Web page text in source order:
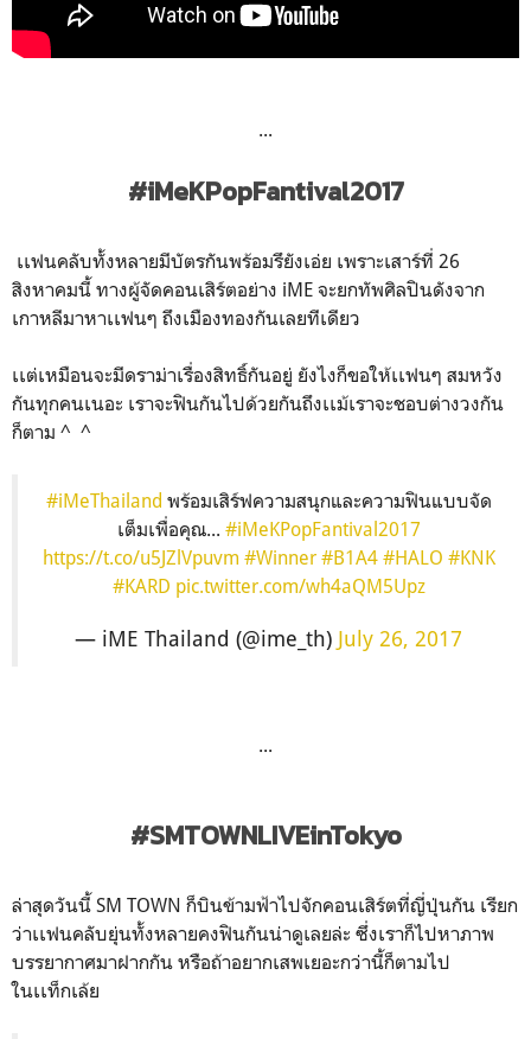
...
#iMeKPopFantival2017
เเฟนคลับทั้งหลายมีบัตรกันพร้อมรึยังเอ่ย เพราะเสาร์ที่ 26
สิงหาคมนี้ ทางผู้จัดคอนเสิร์ตอย่าง iME จะยกทัพศิลปินดังจาก
เกาหลีมาหาเเฟนๆ ถึงเมืองทองกันเลยทีเดียว
เเต่เหมือนจะมีดราม่าเรื่องสิทธิ์กันอยู่ ยังไงก็ขอให้เเฟนๆ สมหวัง
กันทุกคนเนอะ เราจะฟินกันไปด้วยกันถึงเเม้เราจะชอบต่างวงกัน
ก็ตาม ^ ^
#iMeThailand พร้อมเสิร์ฟความสนุกและความฟินแบบจัด
เต็มเพื่อคุณ... #iMeKPopFantival2017
https://t.co/u5JZlVpuvm #Winner #B1A4 #HALO #KNK
#KARD pic.twitter.com/wh4aQM5Upz
— iME Thailand (@ime_th) July 26, 2017
...
#SMTOWNLIVEinTokyo
ล่าสุดวันนี้ SM TOWN ก็บินข้ามฟ้าไปจักคอนเสิร์ตที่ญี่ปุ่นกัน เรียก
ว่าเเฟนคลับยุ่นทั้งหลายคงฟินกันน่าดูเลยล่ะ ซึ่งเราก็ไปหาภาพ
บรรยากาศมาฝากกัน หรือถ้าอยากเสพเยอะกว่านี้ก็ตามไป
ในเเท็กเล้ย